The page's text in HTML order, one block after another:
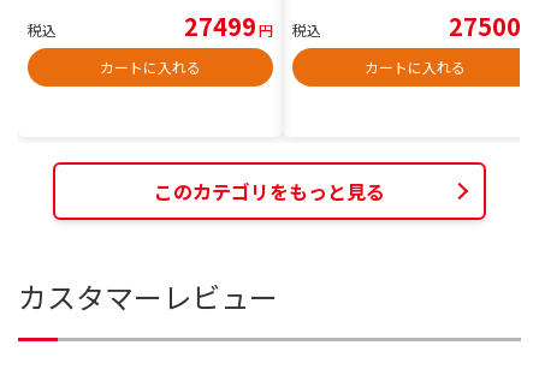
税込 27499円
カートに入れる
税込 27500
カートに入れる
このカテゴリをもっと見る
カスタマーレビュー